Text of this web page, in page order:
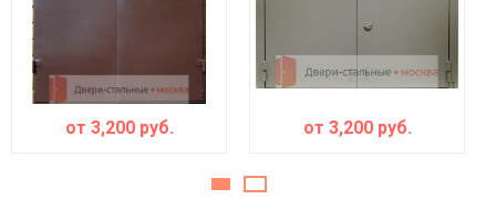
от 3,200руб. от 3,200руб.